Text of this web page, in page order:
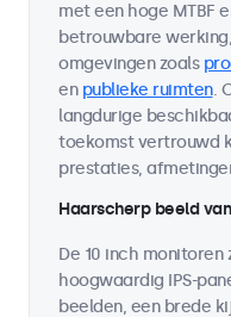
met een hoge MTBF
betrouwbare
omgevingen zoals
en publieke ruimten.
langdurige
toekomst vertrouwd
prestaties,
Haarscherp beeld
De 10 inch
hoogwaardig IPS-
beelden, een brede